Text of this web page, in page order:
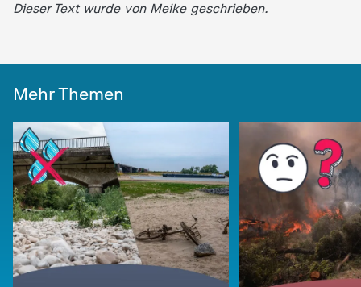
Dieser Text wurde von Meike geschrieben.
Mehr Themen